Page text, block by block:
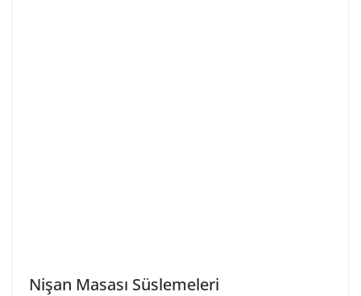
Nişan Masası Süslemeleri